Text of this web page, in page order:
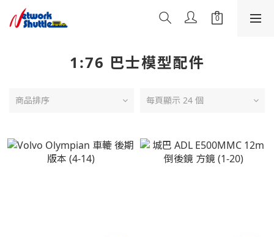
1:76 巴士模型配件
商品排序 每頁顯示 24 個